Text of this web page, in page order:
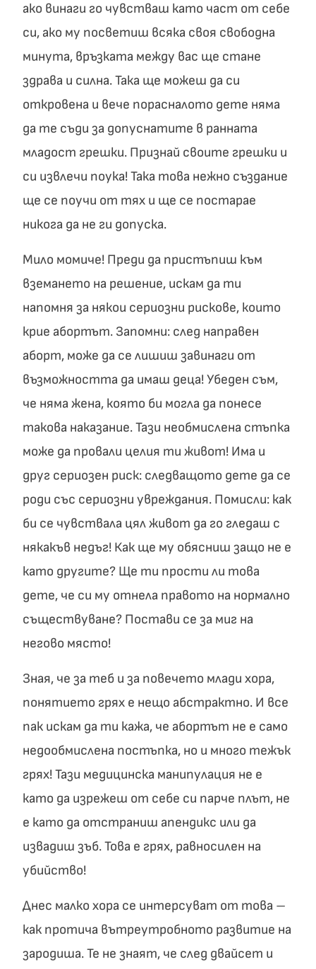
ако винаги го чувстваш като част от себе
си, ако му посветиш всяка своя свободна
минута, връзката между вас ще стане
здрава и силна. Така ще можеш да си
откровена и вече порасналото дете няма
да те съди за допуснатите в ранната
младост грешки. Признай своите грешки и
си извлечи поука! Така това нежно създание
ще се поучи от тях и ще се постарае
никога да не ги допуска.
Мило момиче! Преди да пристъпиш към
вземането на решение, искам да ти
напомня за някои сериозни рискове, които
крие абортът. Запомни: след направен
аборт, може да се лишиш завинаги от
възможността да имаш деца! Убеден съм,
че няма жена, която би могла да понесе
такова наказание. Тази необмислена стъпка
може да провали целия ти живот! Има и
друг сериозен риск: следващото дете да се
роди със сериозни увреждания. Помисли: как
би се чувствала цял живот да го гледаш с
някакъв недъг! Как ще му обясниш защо не е
като другите? Ще ти прости ли това
дете, че си му отнела правото на нормално
съществуване? Постави се за миг на
негово място!
Зная, че за теб и за повечето млади хора,
понятието грях е нещо абстрактно. И все
пак искам да ти кажа, че абортът не е само
недообмислена постъпка, но и много тежък
грях! Тази медицинска манипулация не е
като да изрежеш от себе си парче плът, не
е като да отстраниш апендикс или да
извадиш зъб. Това е грях, равносилен на
убийство!
Днес малко хора се интерсуват от това –
как протича вътреутробното развитие на
зародиша. Те не знаят, че след двайсет и